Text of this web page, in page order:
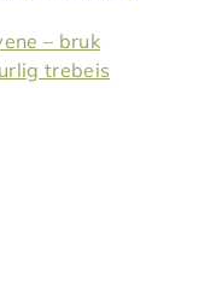
– bruk
trebeis